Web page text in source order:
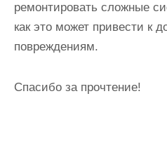
ремонтировать сложные
как это может привести к
повреждениям.
Спасибо за прочтение!